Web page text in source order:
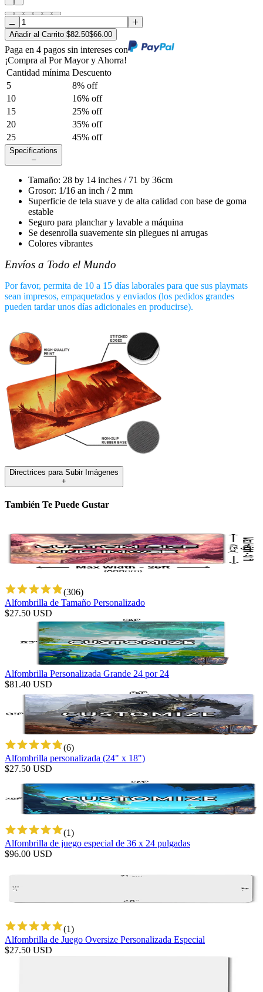
Añadir al Carrito $82.50$66.00
Paga en 4 pagos sin intereses con
¡Compra al Por Mayor y Ahorra!
Cantidad mínima Descuento
5
8% off
10
16% off
15
25% off
20
35% off
25
45% off
Specifications
–
Tamaño: 28 by 14 inches / 71 by 36cm
Grosor: 1/16 an inch / 2 mm
Superficie de tela suave y de alta calidad con base de goma
estable
Seguro para planchar y lavable a máquina
Se desenrolla suavemente sin pliegues ni arrugas
Colores vibrantes
Envíos a Todo el Mundo
Por favor, permita de 10 a 15 días laborales para que sus playmats
sean impresos, empaquetados y enviados (los pedidos grandes
pueden tardar unos días adicionales en producirse).
Directrices para Subir Imágenes
+
También Te Puede Gustar
(306)
Alfombrilla de Tamaño Personalizado
$27.50 USD
Alfombrilla Personalizada Grande 24 por 24
$81.40 USD
(6)
Alfombrilla personalizada (24" x 18")
$27.50 USD
(1)
Alfombrilla de juego especial de 36 x 24 pulgadas
$96.00 USD
(1)
Alfombrilla de Juego Oversize Personalizada Especial
$27.50 USD